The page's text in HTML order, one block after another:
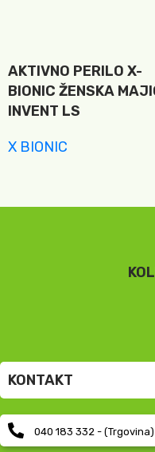
AKTIVNO PERILO X-
BIONIC ŽENSKA
INVENT LS
X BIONIC
KONTAKT
040 183 332 - (Trgovina)